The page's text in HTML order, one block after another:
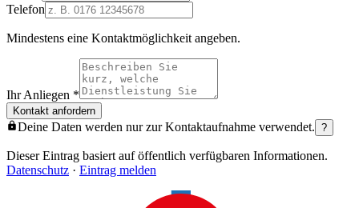
Telefon
Mindestens eine Kontaktmöglichkeit angeben.
Ihr Anliegen *
Kontakt anfordern
Deine Daten werden nur zur Kontaktaufnahme verwendet. ?
Dieser Eintrag basiert auf öffentlich verfügbaren Informationen.
Datenschutz · Eintrag melden